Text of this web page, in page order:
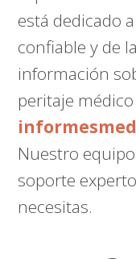
está dedicado
confiable y de
información
peritaje
Nuestro
soporte
necesitas.